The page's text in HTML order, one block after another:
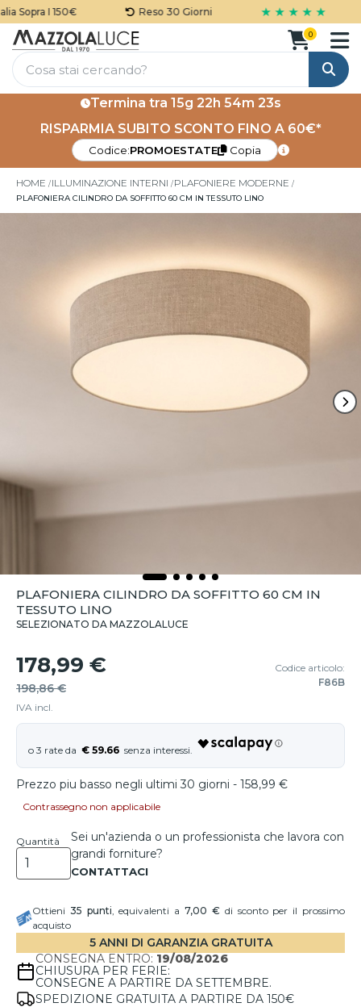
I 150€ Reso 30 Giorni ★ ★ ★ ★ ★
Cerca
0
Termina tra 15g 22h 54m 23s
RISPARMIA SUBITO SCONTO FINO A 60€*
Codice:PROMOESTATE Copia
HOME ILLUMINAZIONE INTERNI PLAFONIERE MODERNE
PLAFONIERA CILINDRO DA SOFFITTO 60 CM IN TESSUTO LINO
PLAFONIERA CILINDRO DA SOFFITTO 60 CM IN
TESSUTO LINO
SELEZIONATO DA MAZZOLALUCE
178,99 €
198,86 €
IVA incl.
Codice articolo:
F86B
€ 59.66
Prezzo piu basso negli ultimi 30 giorni - 158,99 €
Contrassegno non applicabile
Quantità
Sei un'azienda o un professionista che lavora con
grandi forniture?
Ottieni 35 punti, equivalenti a7,00 €di sconto per il prossimo
acquisto
5 ANNI DI GARANZIA GRATUITA
CONSEGNA ENTRO: 19/08/2026
CHIUSURA PER FERIE:
CONSEGNE A PARTIRE DA SETTEMBRE.
SPEDIZIONE GRATUITA A PARTIRE DA 150€